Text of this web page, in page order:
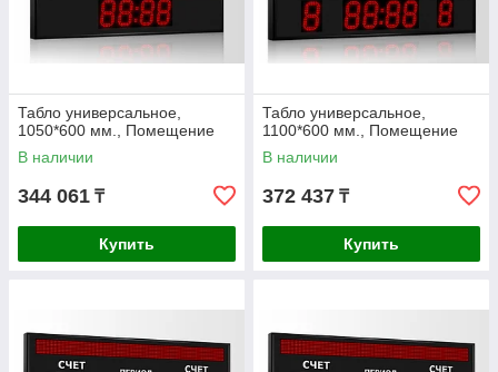
Табло универсальное,
1050*600 мм., Помещение
В наличии
344 061 ₸
Купить
Табло универсальное,
1100*600 мм., Помещение
В наличии
372 437 ₸
Купить